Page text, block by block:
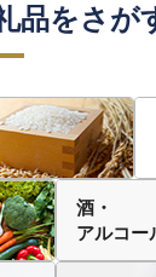
品をさが
酒・
アルコー